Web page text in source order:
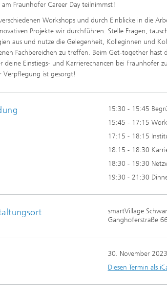
Fraunhofer Career Day teilnimmst!
Workshops und durch Einblicke in die
Projekte wir durchführen. Stelle Fragen,
aus und nutze die Gelegenheit, Kolleginnen und
Fachbereichen zu treffen. Beim Get-together hast
deine Einstiegs- und Karrierechancen bei Fraunhofer
Verpflegung ist gesorgt!
15:30 - 15:45
15:45 - 17:15
17:15 - 18:15
18:15 - 18:30
18:30 - 19:30
19:30 - 21:30
smartVillage
Ganghoferstraße
30. November 2023
Diesen Termin als